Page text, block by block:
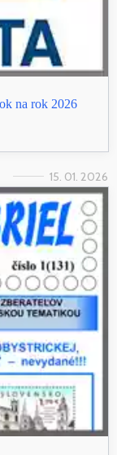
na rok 2026
15. 01. 2026